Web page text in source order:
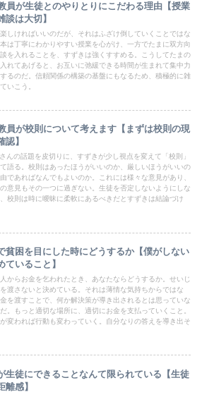
員が生徒とのやりとりにこだわる理由【授業
談は大切】
しければいいのだが、それはふざけ倒していくことではな
は丁寧にわかりやすい授業を心がけ、一方でたまに双方向
を入れることを、すずきは強くすすめる。こうしてたまの
れてあげると、お互いに弛緩できる時間が生まれて集中力
るのだ。信頼関係の構築の基盤にもなるため、積極的に雑
いこう。
員が校則について考えます【まずは校則の現
認】
んの話題を皮切りに、すずきが少し視点を変えて「校則」
語る。校則はあったほうがいいのか、厳しいほうがいいの
であればなんでもよいのか。これには様々な意見があり、
意見もその一つに過ぎない。生徒を否定しないようにしな
校則は時に曖昧に柔軟にあるべきだとすずきは結論づけ
貧困を目にした時にどうするか【僕がしない
ていること】
からお金を乞われたとき、あなたならどうするか。せいじ
渡さないと決めている。それは薄情な気持ちからではな
を渡すことで、何か解決策が導き出されるとは思っていな
。もっと適切な場所に、適切にお金を支払っていくこと。
変われば行動も変わっていく。自分なりの答えを導き出そ
生徒にできることなんて限られている【生徒
離感】